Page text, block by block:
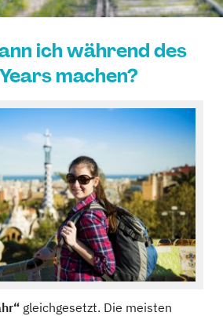
ich während des
machen?
gleichgesetzt. Die meisten